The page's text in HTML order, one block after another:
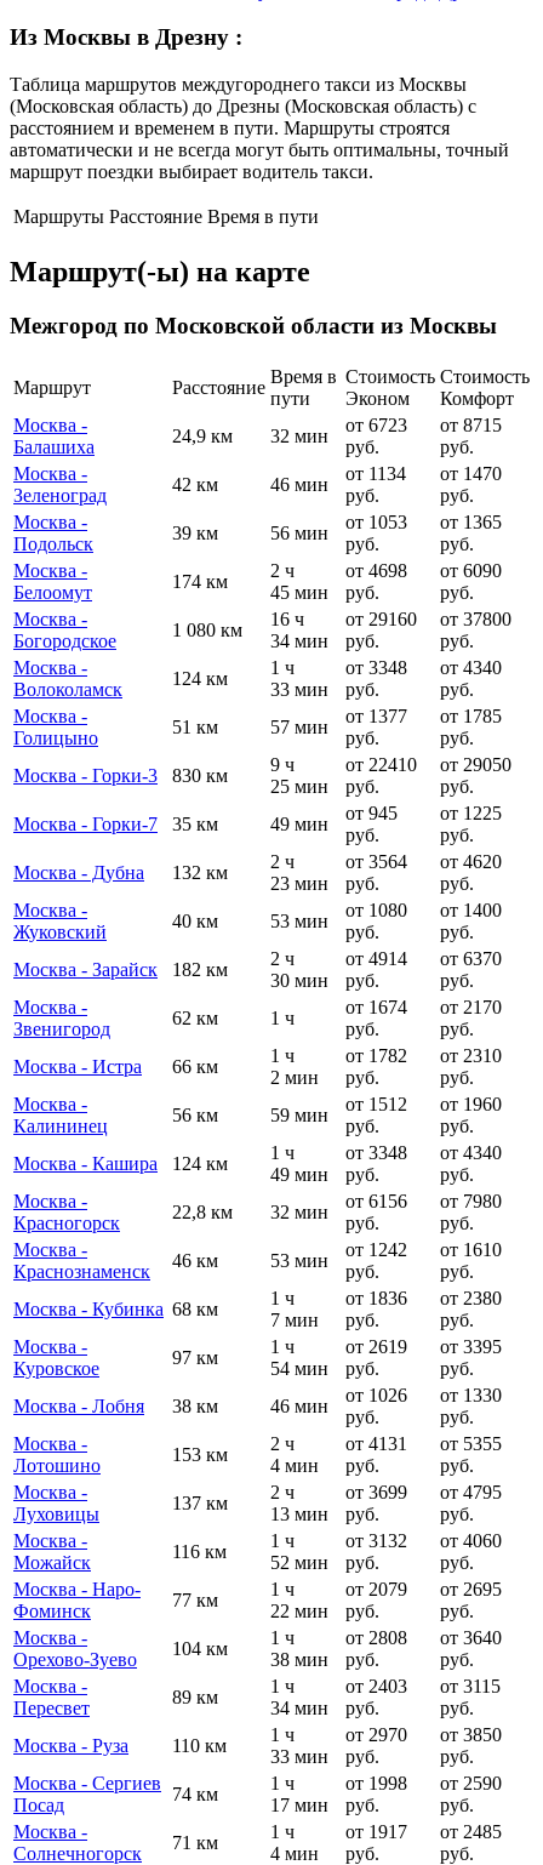
Из Москвы в Дрезну :
Таблица маршрутов междугороднего такси из Москвы
(Московская область) до Дрезны (Московская область) с
расстоянием и временем в пути. Маршруты строятся
автоматически и не всегда могут быть оптимальны, точный
маршрут поездки выбирает водитель такси.
Маршруты Расстояние Время в пути
Маршрут(-ы) на карте
Межгород по Московской области из Москвы
Маршрут Расстояние
Время в
пути
Стоимость
Эконом
Стоимость
Комфорт
Москва -
Балашиха
24,9 км 32 мин
от 6723
руб.
от 8715
руб.
Москва -
Зеленоград
42 км 46 мин
от 1134
руб.
от 1470
руб.
Москва -
Подольск
39 км 56 мин
от 1053
руб.
от 1365
руб.
Москва -
Белоомут
174 км
2 ч
45 мин
от 4698
руб.
от 6090
руб.
Москва -
Богородское
1 080 км
16 ч
34 мин
от 29160
руб.
от 37800
руб.
Москва -
Волоколамск
124 км
1 ч
33 мин
от 3348
руб.
от 4340
руб.
Москва -
Голицыно
51 км 57 мин
от 1377
руб.
от 1785
руб.
Москва - Горки-3
830 км
9 ч
25 мин
от 22410
руб.
от 29050
руб.
Москва - Горки-7
35 км 49 мин
от 945
руб.
от 1225
руб.
Москва - Дубна
132 км
2 ч
23 мин
от 3564
руб.
от 4620
руб.
Москва -
Жуковский
40 км 53 мин
от 1080
руб.
от 1400
руб.
Москва - Зарайск
182 км
2 ч
30 мин
от 4914
руб.
от 6370
руб.
Москва -
Звенигород
62 км 1 ч
от 1674
руб.
от 2170
руб.
Москва - Истра
66 км
1 ч
2 мин
от 1782
руб.
от 2310
руб.
Москва -
Калининец
56 км 59 мин
от 1512
руб.
от 1960
руб.
Москва - Кашира
124 км
1 ч
49 мин
от 3348
руб.
от 4340
руб.
Москва -
Красногорск
22,8 км 32 мин
от 6156
руб.
от 7980
руб.
Москва -
Краснознаменск
46 км 53 мин
от 1242
руб.
от 1610
руб.
Москва - Кубинка 68 км
1 ч
7 мин
от 1836
руб.
от 2380
руб.
Москва -
Куровское
97 км
1 ч
54 мин
от 2619
руб.
от 3395
руб.
Москва - Лобня
38 км 46 мин
от 1026
руб.
от 1330
руб.
Москва -
Лотошино
153 км
2 ч
4 мин
от 4131
руб.
от 5355
руб.
Москва -
Луховицы
137 км
2 ч
13 мин
от 3699
руб.
от 4795
руб.
Москва -
Можайск
116 км
1 ч
52 мин
от 3132
руб.
от 4060
руб.
Москва - Наро-
Фоминск
77 км
1 ч
22 мин
от 2079
руб.
от 2695
руб.
Москва -
Орехово-Зуево
104 км
1 ч
38 мин
от 2808
руб.
от 3640
руб.
Москва -
Пересвет
89 км
1 ч
34 мин
от 2403
руб.
от 3115
руб.
Москва - Руза
110 км
1 ч
33 мин
от 2970
руб.
от 3850
руб.
Москва - Сергиев
Посад
74 км
1 ч
17 мин
от 1998
руб.
от 2590
руб.
Москва -
Солнечногорск
71 км
1 ч
4 мин
от 1917
руб.
от 2485
руб.